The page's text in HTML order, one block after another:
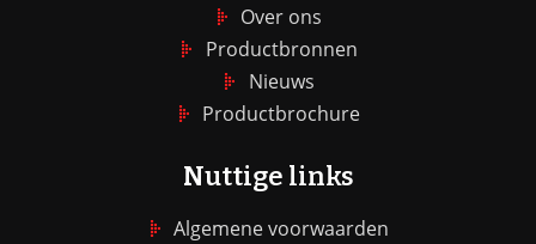
Over ons
Productbronnen
Nieuws
Productbrochure
Nuttige links
Algemene voorwaarden